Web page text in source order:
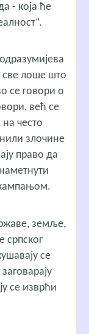
- која ће
све лоше што
се говори о
већ се
често
злочине
право да
земље,
српског
се
се изврћи